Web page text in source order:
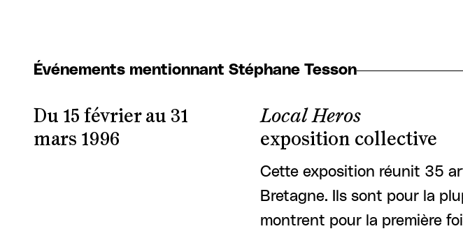
Événements mentionnant Stéphane Tesson
Local Heros
exposition collective
Du 15 février au 31
mars 1996
Cette exposition réunit 35
Bretagne. Ils sont pour la
montrent pour la première